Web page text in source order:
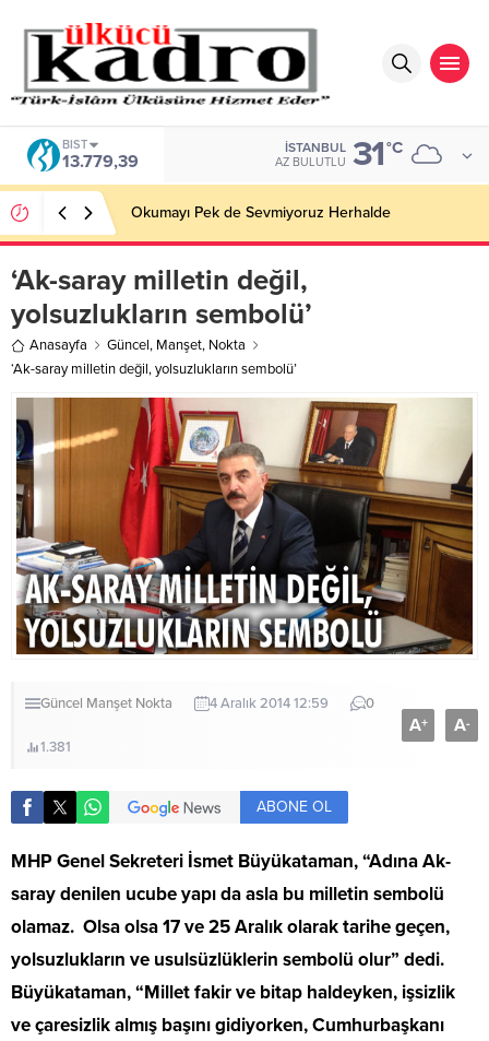
BIST
13.779,39
İSTANBUL
AZ BULUTLU 31°C
Okumayı Pek de Sevmiyoruz Herhalde
‘Ak-saray milletin değil,
yolsuzlukların sembolü’
Anasayfa Güncel, Manşet, Nokta
‘Ak-saray milletin değil, yolsuzlukların sembolü’
Güncel Manşet Nokta 4 Aralık 2014 12:59 0
1.381
A+ A-
ABONE OL
MHP Genel Sekreteri İsmet Büyükataman, “Adına Ak-
saray denilen ucube yapı da asla bu milletin sembolü
olamaz. Olsa olsa 17 ve 25 Aralık olarak tarihe geçen,
yolsuzlukların ve usulsüzlüklerin sembolü olur” dedi.
Büyükataman, “Millet fakir ve bitap haldeyken, işsizlik
ve çaresizlik almış başını gidiyorken, Cumhurbaşkanı